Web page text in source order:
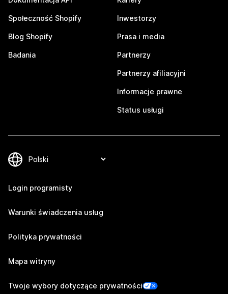
Społeczność Shopify
Blog Shopify
Badania
Inwestorzy
Prasa i media
Partnerzy
Partnerzy afiliacyjni
Informacje prawne
Status usługi
Login programisty
Warunki świadczenia usług
Polityka prywatności
Mapa witryny
Twoje wybory dotyczące prywatności